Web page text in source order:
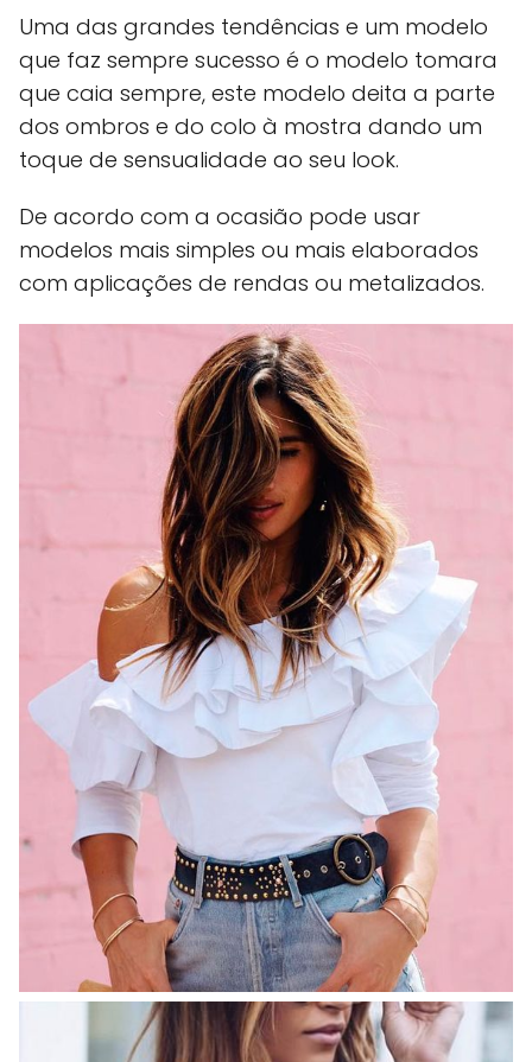
Uma das grandes tendências e um modelo
que faz sempre sucesso é o modelo tomara
que caia sempre, este modelo deita a parte
dos ombros e do colo à mostra dando um
toque de sensualidade ao seu look.
De acordo com a ocasião pode usar
modelos mais simples ou mais elaborados
com aplicações de rendas ou metalizados.